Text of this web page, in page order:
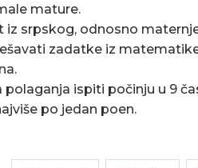
mature.
iz srpskog, odnosno
zadatke iz
polaganja ispiti počinju u 9
po jedan poen.